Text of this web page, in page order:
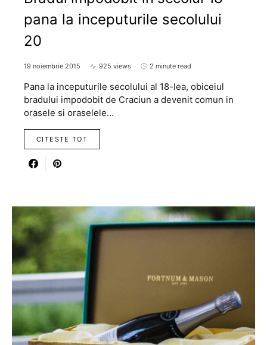
pana la inceputurile secolului
20
19 noiembrie 2015 925 views 2 minute read
Pana la inceputurile secolului al 18-lea, obiceiul
bradului impodobit de Craciun a devenit comun in
orasele si oraselele…
CITESTE TOT